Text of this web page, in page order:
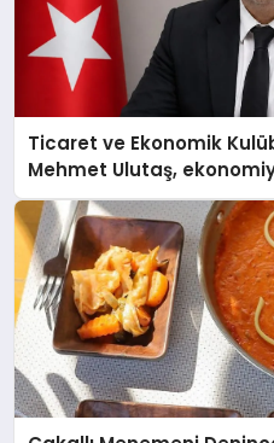
Ticaret ve Ekonomik
Mehmet Ulutaş,
açıklamada şunları